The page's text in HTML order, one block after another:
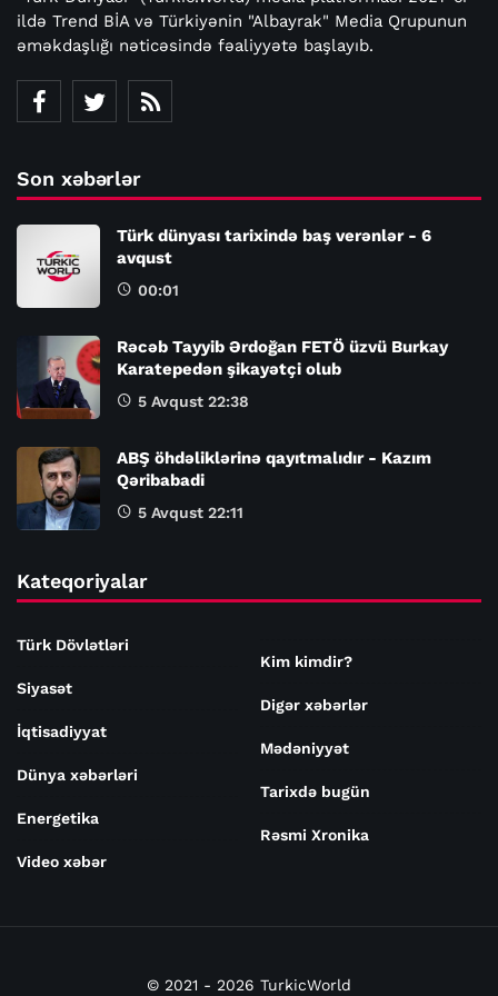
ildə Trend BİA və Türkiyənin "Albayrak" Media Qrupunun
əməkdaşlığı nəticəsində fəaliyyətə başlayıb.
Son xəbərlər
Türk dünyası tarixində baş verənlər - 6
avqust
00:01
Rəcəb Tayyib Ərdoğan FETÖ üzvü Burkay
Karatepedən şikayətçi olub
5 Avqust 22:38
ABŞ öhdəliklərinə qayıtmalıdır - Kazım
Qəribabadi
5 Avqust 22:11
Kateqoriyalar
Türk Dövlətləri
Siyasət
İqtisadiyyat
Dünya xəbərləri
Energetika
Video xəbər
Kim kimdir?
Digər xəbərlər
Mədəniyyət
Tarixdə bugün
Rəsmi Xronika
© 2021 - 2026 TurkicWorld